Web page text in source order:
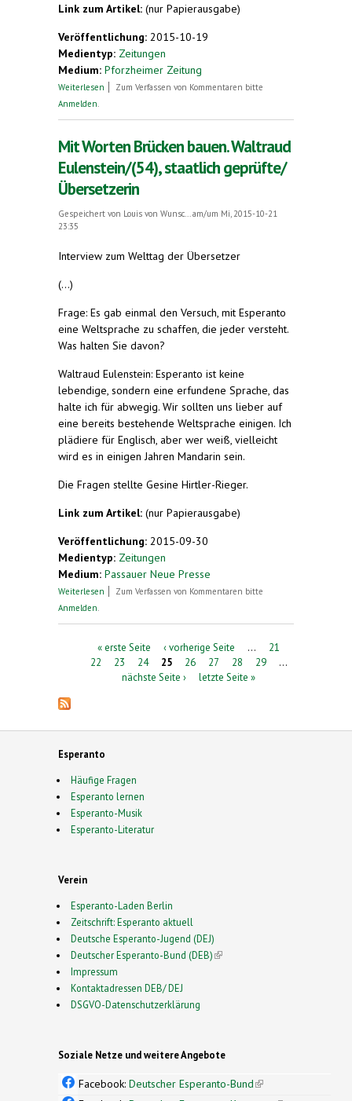
Link zum Artikel: (nur Papierausgabe)
Veröffentlichung: 2015-10-19
Medientyp: Zeitungen
Medium: Pforzheimer Zeitung
Weiterlesen über Aus Fischotter wird ein lutro
Zum Verfassen von Kommentaren bitte
Anmelden
Mit Worten Brücken bauen. Waltraud
Eulenstein/(54), staatlich geprüfte/
Übersetzerin
Gespeichert von Louis von Wunsc...
am/um Mi, 2015-10-21
23:35
Interview zum Welttag der Übersetzer
(...)
Frage: Es gab einmal den Versuch, mit Esperanto
eine Weltsprache zu schaffen, die jeder versteht.
Was halten Sie davon?
Waltraud Eulenstein: Esperanto ist keine
lebendige, sondern eine erfundene Sprache, das
halte ich für abwegig. Wir sollten uns lieber auf
eine bereits bestehende Weltsprache einigen. Ich
plädiere für Englisch, aber wer weiß, vielleicht
wird es in einigen Jahren Mandarin sein.
Die Fragen stellte Gesine Hirtler-Rieger.
Link zum Artikel: (nur Papierausgabe)
Veröffentlichung: 2015-09-30
Medientyp: Zeitungen
Medium: Passauer Neue Presse
Weiterlesen über Mit Worten Brücken bauen. Waltraud
Zum Verfassen von Kommentaren bitte
Anmelden
Seiten« erste Seite ‹ vorherige Seite …
21
22
23 24 25 26 27 28 29
…
nächste Seite ›
letzte Seite »
Esperanto
Häufige Fragen
Esperanto lernen
Esperanto-Musik
Esperanto-Literatur
Verein
Esperanto-Laden Berlin
Zeitschrift: Esperanto aktuell
Deutsche Esperanto-Jugend (DEJ)
Deutscher Esperanto-Bund (DEB)(link is external)
Impressum
Kontaktadressen DEB/ DEJ
DSGVO-Datenschutzerklärung
Soziale Netze und weitere Angebote
Facebook: Deutscher Esperanto-Bund(link is